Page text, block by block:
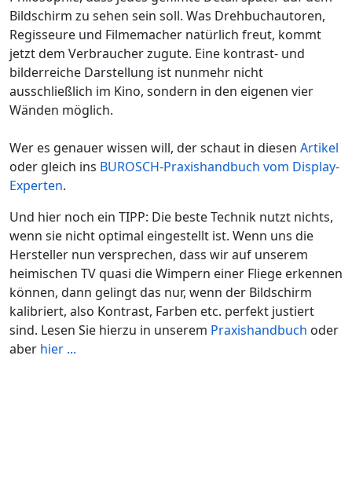
Bildschirm zu sehen sein soll. Was Drehbuchautoren,
Regisseure und Filmemacher natürlich freut, kommt
jetzt dem Verbraucher zugute. Eine kontrast- und
bilderreiche Darstellung ist nunmehr nicht
ausschließlich im Kino, sondern in den eigenen vier
Wänden möglich.
Wer es genauer wissen will, der schaut in diesen Artikel
oder gleich ins BUROSCH-Praxishandbuch vom Display-
Experten.
Und hier noch ein TIPP: Die beste Technik nutzt nichts,
wenn sie nicht optimal eingestellt ist. Wenn uns die
Hersteller nun versprechen, dass wir auf unserem
heimischen TV quasi die Wimpern einer Fliege erkennen
können, dann gelingt das nur, wenn der Bildschirm
kalibriert, also Kontrast, Farben etc. perfekt justiert
sind. Lesen Sie hierzu in unserem Praxishandbuch oder
aber hier ...